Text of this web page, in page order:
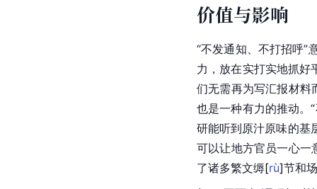
价值与影响
“不发通知、不打招呼”
力，放在实打实地抓好
们无需再为写汇报材料
也是一种有力的推动。
研能听到原汁原味的基
可以让地方官员一心一
了诸多繁文缛[rù]节和